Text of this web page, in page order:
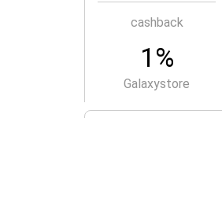
cashback
1%
Galaxystore